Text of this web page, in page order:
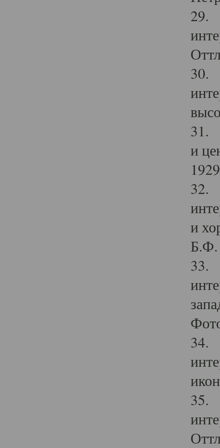
29.
30.
31.
и
32.
и
Б.Ф.
33.
34.
35.